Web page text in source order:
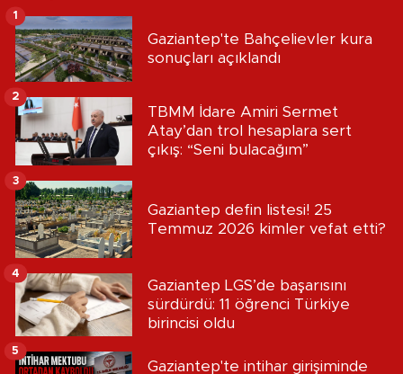
Gaziantep'te Bahçelievler kura
sonuçları açıklandı
1
TBMM İdare Amiri Sermet
Atay’dan trol hesaplara sert
çıkış: “Seni bulacağım”
2
Gaziantep defin listesi! 25
Temmuz 2026 kimler vefat etti?
3
Gaziantep LGS’de başarısını
sürdürdü: 11 öğrenci Türkiye
birincisi oldu
4
Gaziantep'te intihar girişiminde
5